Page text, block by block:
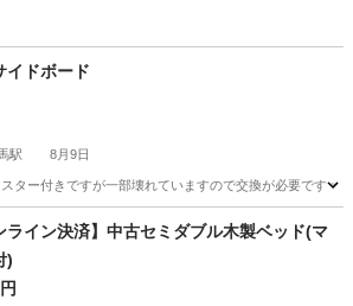
イドボード
駅 8月9日
ター付きですが一部壊れていますので交換が必要です
練馬駅 収納家具
ライン決済】中古セミダブル木製ベッド(マ
)